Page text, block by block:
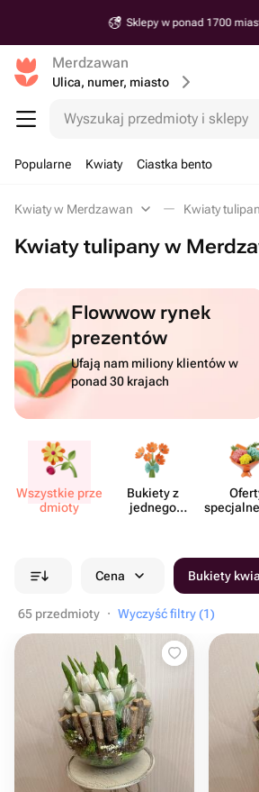
Dostawa od 30
Merdzawan
Ulica, numer, miasto
Wyszukaj przedmioty i sklepy
Popularne Kwiaty Ciastka bento
Kwiaty w Merdzawan Kwiaty
Kwiaty tulipany w
Flowwow rynek
prezentów
Ufają nam miliony klientów w
ponad 30 krajach
Wszystkie prze​
dmioty
Bukiety z
jednego
Cena Bukiety
65 przedmioty · Wyczyść filtry (1)